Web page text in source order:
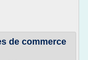
de commerce